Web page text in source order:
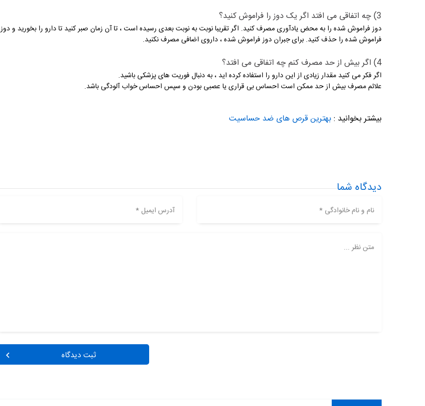
3) چه اتفاقی می افتد اگر یک دوز را فراموش کنید؟
دوز فراموش شده را به محض یادآوری مصرف کنید. اگر تقریبا نوبت به نوبت بعدی رسیده است ، تا آن زمان صبر کنید تا دارو را بخورید و دوز
فراموش شده را حذف کنید. برای جبران دوز فراموش شده ، داروی اضافی مصرف نکنید.
4) اگر بیش از حد مصرف کنم چه اتفاقی می افتد؟
اگر فکر می کنید مقدار زیادی از این دارو را استفاده کرده اید ، به دنبال فوریت های پزشکی باشید.
علائم مصرف بیش از حد ممکن است احساس بی قراری یا عصبی بودن و سپس احساس خواب آلودگی باشد.
بیشتر بخوانید :بهترین قرص های ضد حساسیت
دیدگاه شما
نام و نام خانوادگی * آدرس ایمیل *
متن نظر ...
ثبت دیدگاه